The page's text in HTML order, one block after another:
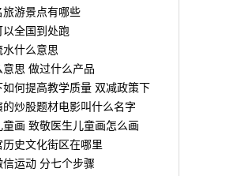
旅游景点有哪些
以全国到处跑
水什么意思
思 做过什么产品
如何提高教学质量 双减政策下
炒股题材电影叫什么名字
画 致敬医生儿童画怎么画
史文化街区在哪里
信运动 分七个步骤